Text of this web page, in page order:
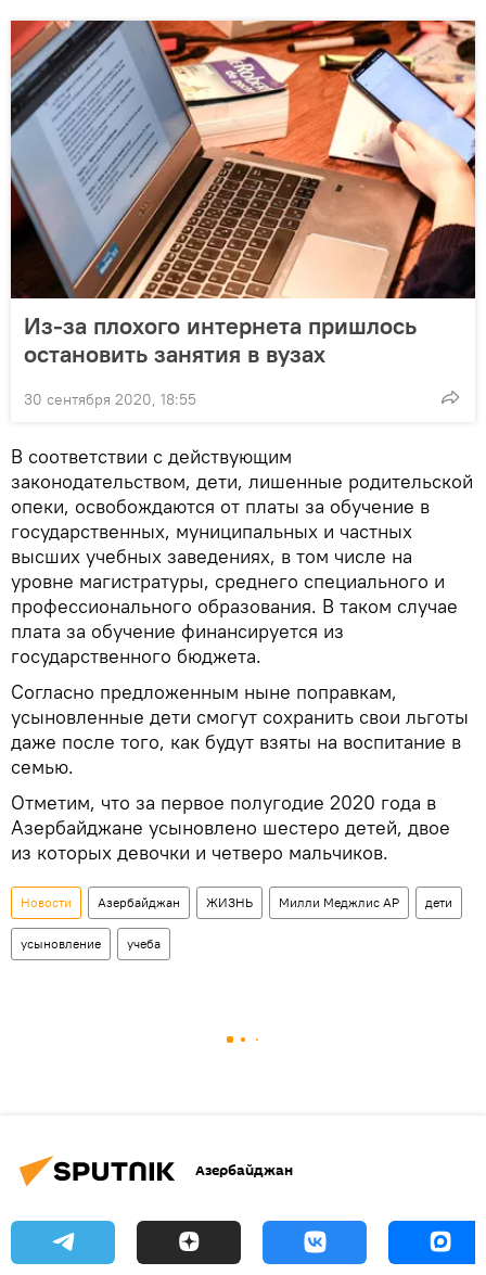
Из-за плохого интернета пришлось
остановить занятия в вузах
30 сентября 2020, 18:55
В соответствии с действующим
законодательством, дети, лишенные родительской
опеки, освобождаются от платы за обучение в
государственных, муниципальных и частных
высших учебных заведениях, в том числе на
уровне магистратуры, среднего специального и
профессионального образования. В таком случае
плата за обучение финансируется из
государственного бюджета.
Согласно предложенным ныне поправкам,
усыновленные дети смогут сохранить свои льготы
даже после того, как будут взяты на воспитание в
семью.
Отметим, что за первое полугодие 2020 года в
Азербайджане усыновлено шестеро детей, двое
из которых девочки и четверо мальчиков.
Новости Азербайджан ЖИЗНЬ Милли Меджлис АР дети
усыновление учеба
Азербайджан